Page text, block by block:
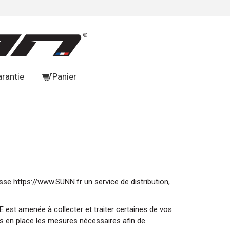
Panier
https://www.SUNN.fr un service de distribution,
est amenée à collecter et traiter certaines de vos
en place les mesures nécessaires afin de